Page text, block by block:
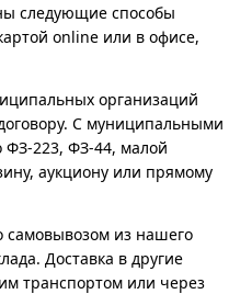
следующие способы
online или в офисе,
организаций
С муниципальными
ФЗ-223, ФЗ-44, малой
аукциону или прямому
самовывозом из нашего
Доставка в другие
транспортом или через